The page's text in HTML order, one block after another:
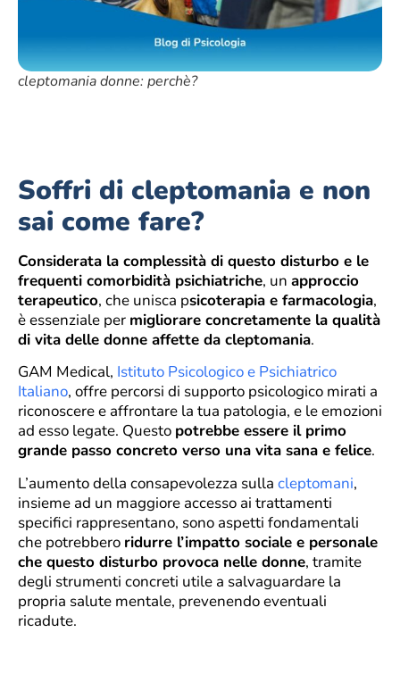
cleptomania donne: perchè?
Soffri di cleptomania e non
sai come fare?
Considerata la complessità di questo disturbo e le
frequenti comorbidità psichiatriche, un approccio
terapeutico, che unisca psicoterapia e farmacologia,
è essenziale per migliorare concretamente la qualità
di vita delle donne affette da cleptomania.
GAM Medical, Istituto Psicologico e Psichiatrico
Italiano, offre percorsi di supporto psicologico mirati a
riconoscere e affrontare la tua patologia, e le emozioni
ad esso legate. Questo potrebbe essere il primo
grande passo concreto verso una vita sana e felice.
L’aumento della consapevolezza sulla cleptomani,
insieme ad un maggiore accesso ai trattamenti
specifici rappresentano, sono aspetti fondamentali
che potrebbero ridurre l’impatto sociale e personale
che questo disturbo provoca nelle donne, tramite
degli strumenti concreti utile a salvaguardare la
propria salute mentale, prevenendo eventuali
ricadute.